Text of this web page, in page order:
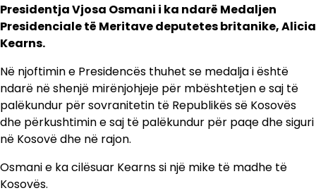
Presidentja Vjosa Osmani i ka ndarë Medaljen
Presidenciale të Meritave deputetes britanike, Alicia
Kearns.
Në njoftimin e Presidencës thuhet se medalja i është
ndarë në shenjë mirënjohjeje për mbështetjen e saj të
palëkundur për sovranitetin të Republikës së Kosovës
dhe përkushtimin e saj të palëkundur për paqe dhe siguri
në Kosovë dhe në rajon.
Osmani e ka cilësuar Kearns si një mike të madhe të
Kosovës.